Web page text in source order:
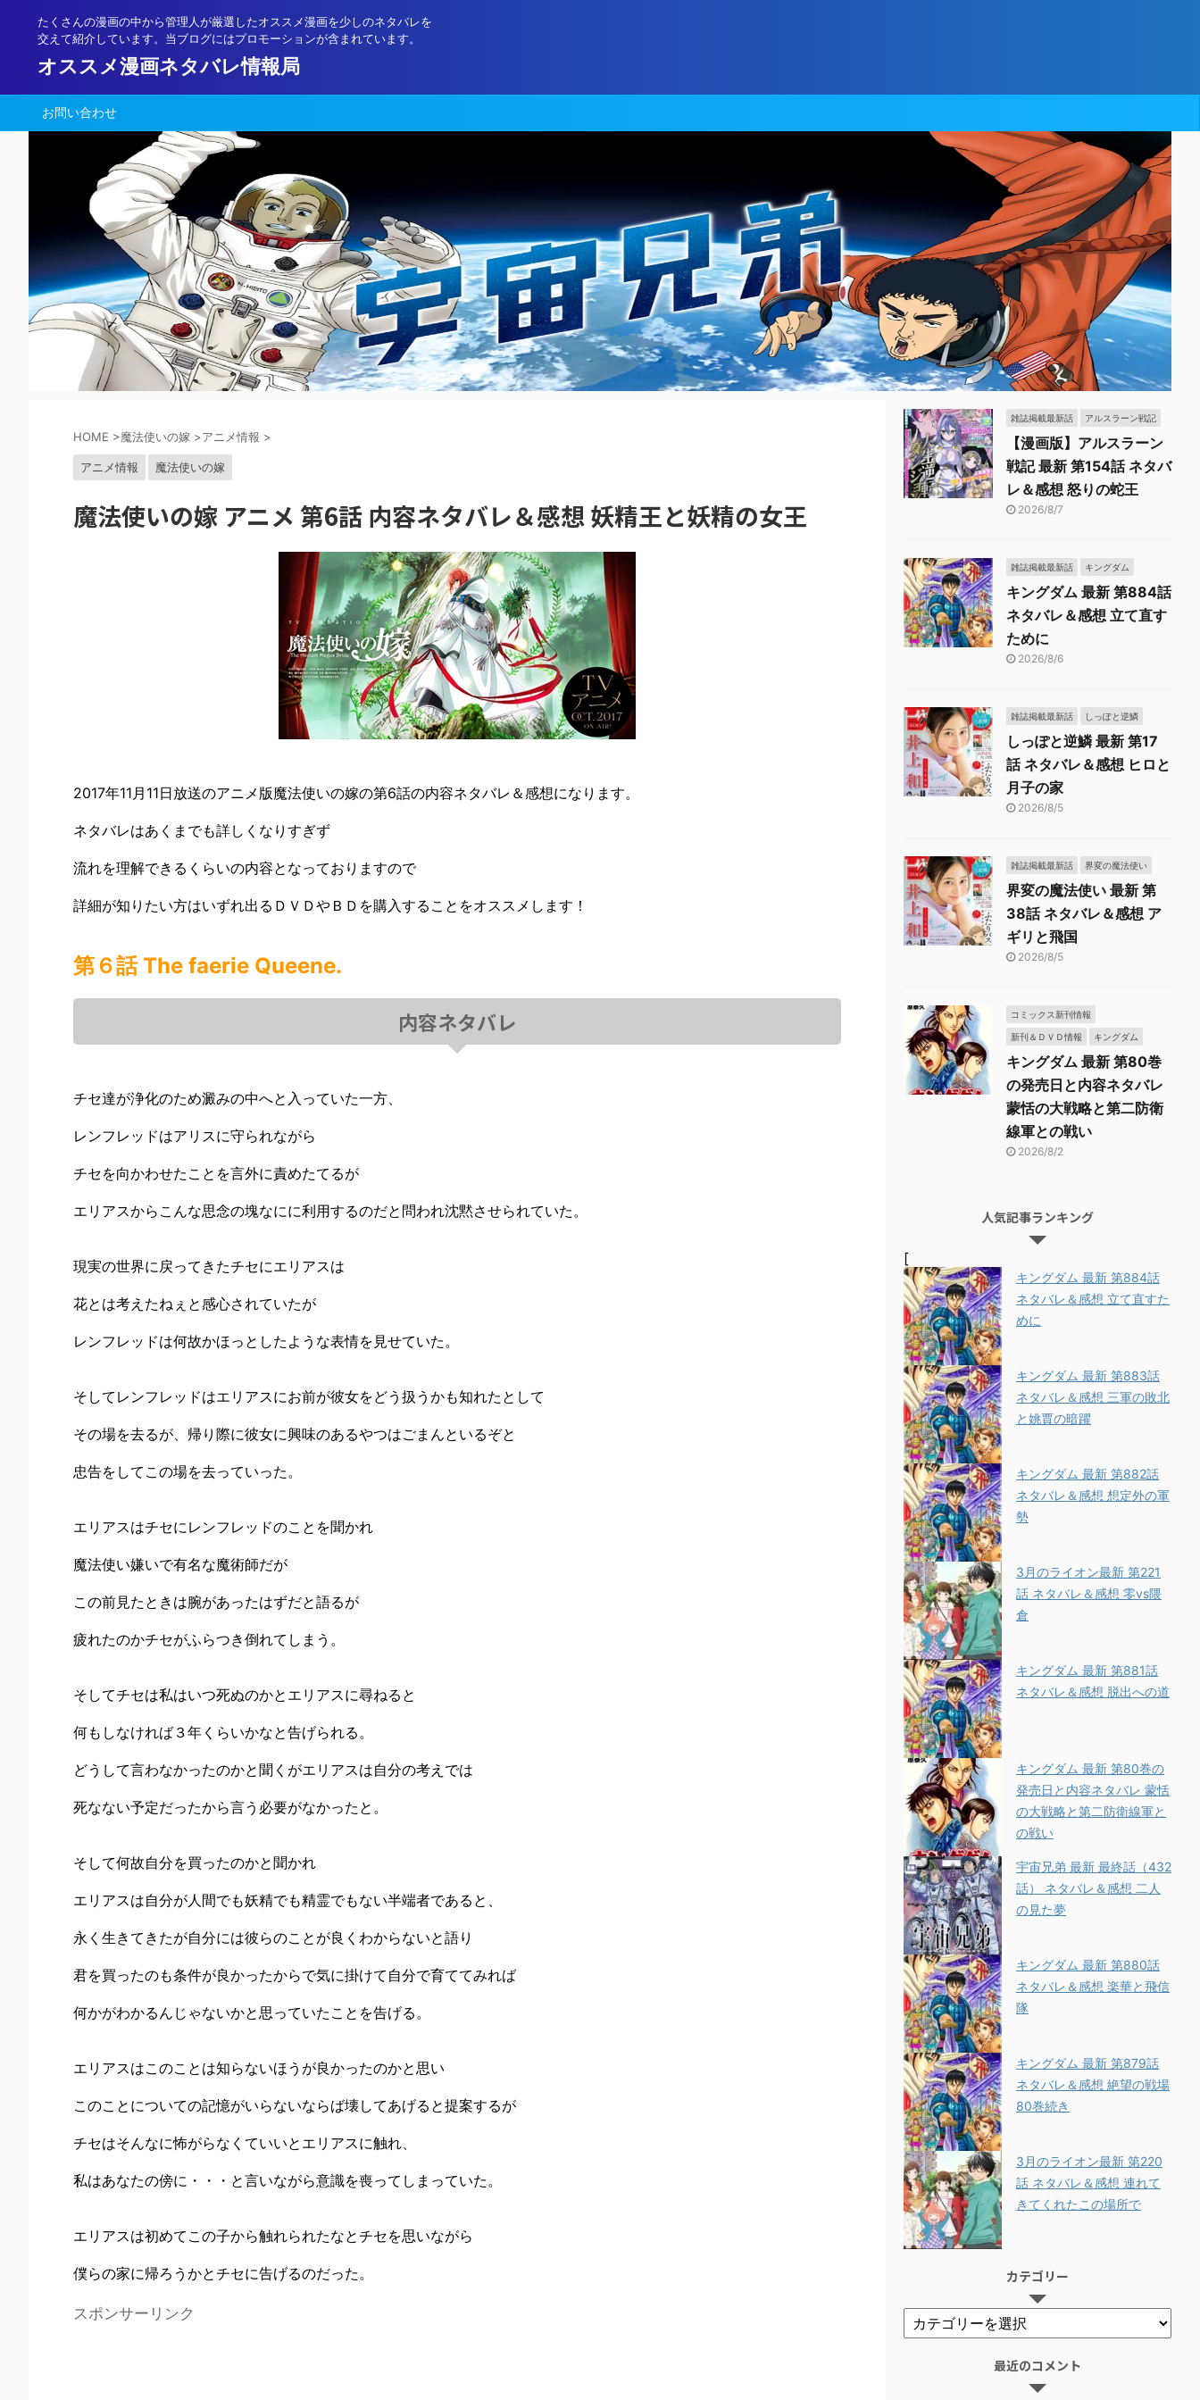
たくさんの漫画の中から管理人が厳選したオススメ漫画を少しのネタバレを
交えて紹介しています。当ブログにはプロモーションが含まれています。
オススメ漫画ネタバレ情報局
お問い合わせ
HOME >魔法使いの嫁 >アニメ情報 >
アニメ情報 魔法使いの嫁
魔法使いの嫁 アニメ 第6話 内容ネタバレ＆感想 妖精王と妖精の女王
2017年11月11日放送のアニメ版魔法使いの嫁の第6話の内容ネタバレ＆感想になります。
ネタバレはあくまでも詳しくなりすぎず
流れを理解できるくらいの内容となっておりますので
詳細が知りたい方はいずれ出るＤＶＤやＢＤを購入することをオススメします！
第６話 The faerie Queene.
内容ネタバレ
チセ達が浄化のため澱みの中へと入っていた一方、
レンフレッドはアリスに守られながら
チセを向かわせたことを言外に責めたてるが
エリアスからこんな思念の塊なにに利用するのだと問われ沈黙させられていた。
現実の世界に戻ってきたチセにエリアスは
花とは考えたねぇと感心されていたが
レンフレッドは何故かほっとしたような表情を見せていた。
そしてレンフレッドはエリアスにお前が彼女をどう扱うかも知れたとして
その場を去るが、帰り際に彼女に興味のあるやつはごまんといるぞと
忠告をしてこの場を去っていった。
エリアスはチセにレンフレッドのことを聞かれ
魔法使い嫌いで有名な魔術師だが
この前見たときは腕があったはずだと語るが
疲れたのかチセがふらつき倒れてしまう。
そしてチセは私はいつ死ぬのかとエリアスに尋ねると
何もしなければ３年くらいかなと告げられる。
どうして言わなかったのかと聞くがエリアスは自分の考えでは
死なない予定だったから言う必要がなかったと。
そして何故自分を買ったのかと聞かれ
エリアスは自分が人間でも妖精でも精霊でもない半端者であると、
永く生きてきたが自分には彼らのことが良くわからないと語り
君を買ったのも条件が良かったからで気に掛けて自分で育ててみれば
何かがわかるんじゃないかと思っていたことを告げる。
エリアスはこのことは知らないほうが良かったのかと思い
このことについての記憶がいらないならば壊してあげると提案するが
チセはそんなに怖がらなくていいとエリアスに触れ、
私はあなたの傍に・・・と言いながら意識を喪ってしまっていた。
エリアスは初めてこの子から触れられたなとチセを思いながら
僕らの家に帰ろうかとチセに告げるのだった。
スポンサーリンク
雑誌掲載最新話 アルスラーン戦記
【漫画版】アルスラーン
戦記 最新 第154話 ネタバ
レ＆感想 怒りの蛇王
2026/8/7
雑誌掲載最新話 キングダム
キングダム 最新 第884話
ネタバレ＆感想 立て直す
ために
2026/8/6
雑誌掲載最新話 しっぽと逆鱗
しっぽと逆鱗 最新 第17
話 ネタバレ＆感想 ヒロと
月子の家
2026/8/5
雑誌掲載最新話 界変の魔法使い
界変の魔法使い 最新 第
38話 ネタバレ＆感想 ア
ギリと飛国
2026/8/5
コミックス新刊情報
新刊＆ＤＶＤ情報 キングダム
キングダム 最新 第80巻
の発売日と内容ネタバレ
蒙恬の大戦略と第二防衛
線軍との戦い
2026/8/2
人気記事ランキング
[
キングダム 最新 第884話
ネタバレ＆感想 立て直すた
めに
キングダム 最新 第883話
ネタバレ＆感想 三軍の敗北
と姚賈の暗躍
キングダム 最新 第882話
ネタバレ＆感想 想定外の軍
勢
3月のライオン最新 第221
話 ネタバレ＆感想 零vs隈
倉
キングダム 最新 第881話
ネタバレ＆感想 脱出への道
キングダム 最新 第80巻の
発売日と内容ネタバレ 蒙恬
の大戦略と第二防衛線軍と
の戦い
宇宙兄弟 最新 最終話（432
話） ネタバレ＆感想 二人
の見た夢
キングダム 最新 第880話
ネタバレ＆感想 楽華と飛信
隊
キングダム 最新 第879話
ネタバレ＆感想 絶望の戦場
80巻続き
3月のライオン最新 第220
話 ネタバレ＆感想 連れて
きてくれたこの場所で
カテゴリー
最近のコメント